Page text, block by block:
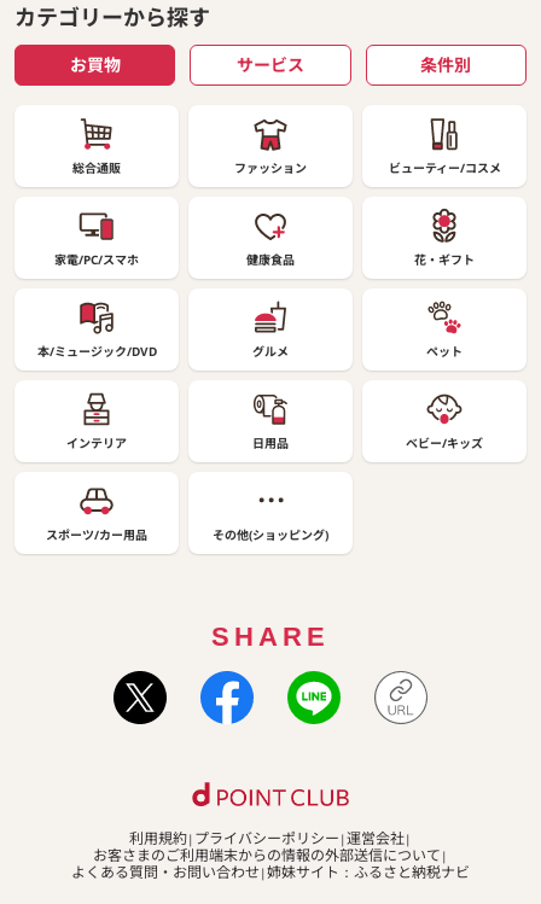
カテゴリーから探す
お買物 サービス 条件別
総合通販 ファッション ビューティー/コスメ
家電/PC/スマホ 健康食品 花・ギフト
本/ミュージック/DVD グルメ ペット
インテリア 日用品 ベビー/キッズ
スポーツ/カー用品 その他(ショッピング)
SHARE
利用規約 プライバシーポリシー 運営会社
お客さまのご利用端末からの情報の外部送信について
よくある質問・お問い合わせ 姉妹サイト：ふるさと納税ナビ